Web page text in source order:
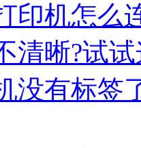
印机怎么
清晰?试
没有标签